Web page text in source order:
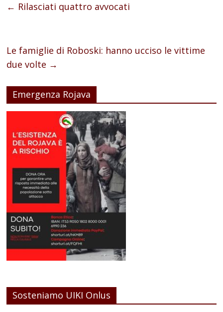
← Rilasciati quattro avvocati
Le famiglie di Roboski: hanno ucciso le vittime
due volte →
Emergenza Rojava
Sosteniamo UIKI Onlus